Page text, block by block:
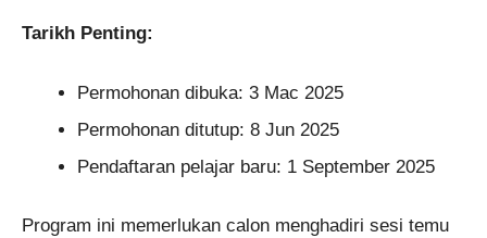
Tarikh Penting:
Permohonan dibuka: 3 Mac 2025
Permohonan ditutup: 8 Jun 2025
Pendaftaran pelajar baru: 1 September 2025
Program ini memerlukan calon menghadiri sesi temu